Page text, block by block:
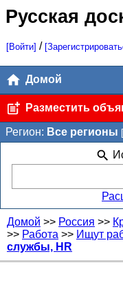
Русская
[Войти] /
Домой
Разместить
Регион: Все регионы
Домой >> Россия >>
>> Работа >> Ищут
службы, HR